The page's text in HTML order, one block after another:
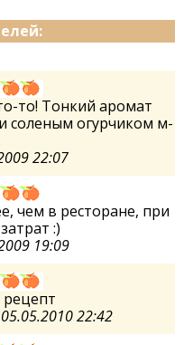
то! Тонкий аромат
соленым огурчиком м-
22:07
чем в ресторане, при
:)
19:09
05.05.2010 22:42